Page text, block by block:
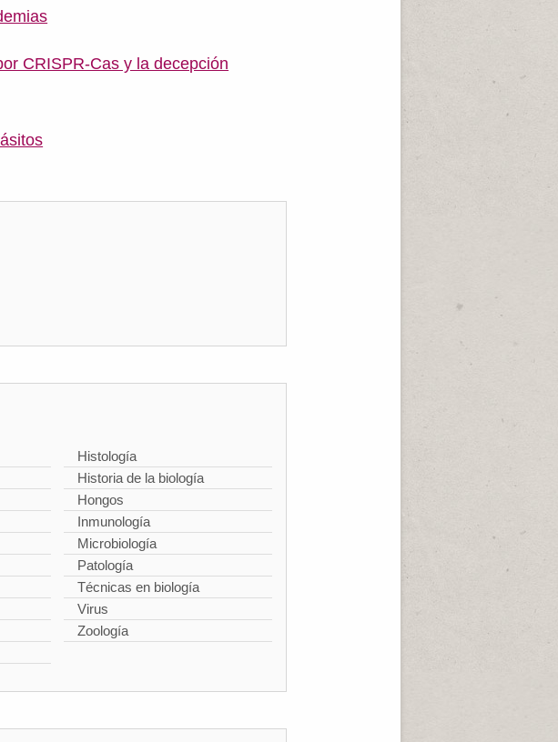
CRISPR-Cas y la decepción
Histología
Historia de la biología
Hongos
Inmunología
Microbiología
Patología
Técnicas en biología
Virus
Zoología